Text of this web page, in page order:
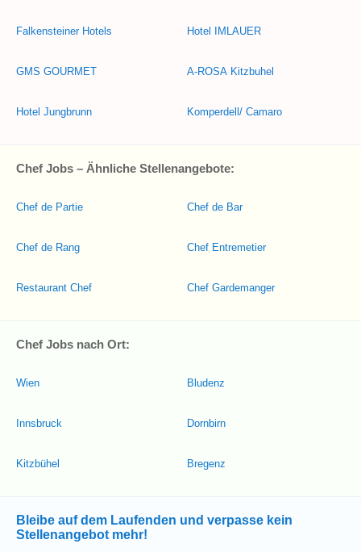
Falkensteiner Hotels
GMS GOURMET
Hotel Jungbrunn
Hotel IMLAUER
A-ROSA Kitzbuhel
Komperdell/ Camaro
Chef Jobs – Ähnliche Stellenangebote:
Chef de Partie
Chef de Rang
Restaurant Chef
Chef de Bar
Chef Entremetier
Chef Gardemanger
Chef Jobs nach Ort:
Wien
Innsbruck
Kitzbühel
Bludenz
Dornbirn
Bregenz
Bleibe auf dem Laufenden und verpasse kein
Stellenangebot mehr!